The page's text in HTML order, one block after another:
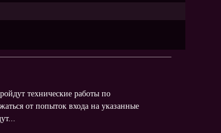
технические работы по
от попыток входа на указанные